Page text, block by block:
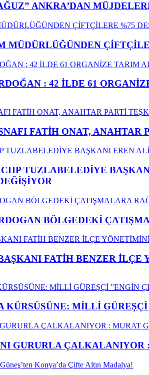
ANKRA’DAN
MÜDÜRLÜĞÜNDEN
: 42 İLDE 61
FATİH ONAT,
TUZLABELEDİYE
BÖLGEDEKİ
FATİH BENZER İLÇE
KÜRSÜSÜNE: MİLLİ
GURURLA